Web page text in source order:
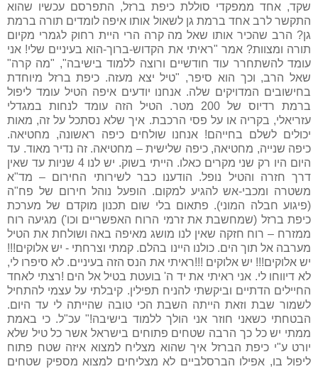
שקד, אחד ממפקדי סוללת כיפת ברזל, התפרסם עכשיו שהוא
התקשר לרב אחד ברמת גן לשאול אותו איפה לומדים תורה ברמת
גן? הרב שהכיר אותו שאל מה קרה הרי היית רחוק לגמרי מקיום
תורה ומצוות? אמר "ראיתי את הקדוש-ברוך-הוא בעיניים שלי! אני
עומד להשתחרר עוד חודשיים ורוצה ללמוד בישיבה", "מה קרה"
שאל הרב, וכך הוא סיפר, "טיל יצא מעזה. כיפת ברזל מיוחדת
בחישובים המדויקים שלה. אנחנו יודעים איפה הטיל עומד ליפול
ברמת רדיוס של 200 מטר. הטיל הזה עומד לנחות במגדלי
עזריאלי, בקריה או על פסי הרכבת. איך שלא נסתכל על זה, מאות
יכולים לשלם בחייהם! אנחנו שולחים כיפה ראשונה, מחטיאה.
כיפה שנייה, מחטיאה, כיפה שלישית – מחטיאה. זה נדיר מאוד. עד
היום היו רק שני מקרים כאלו. הייתי בשוק. יש לנו 4 שניות עד שאין
דרך חזרה והטיל נופל. הודענו כבר לשירותי החירום – מד"א
משטרה ומכבי-אש להגיע למקום. הופעל נוהל חירום של פח"ה
(פיגוע חבלה המוני). פתאום בלי שום תכנון מוקדם של מערכת
כיפת ברזל (שמחשבת את זרמי הרוח האפשריים וכו') מגיעה רוח
ממזרח – רוח חזקה שאין לנו מושג מאיפה באה ושולחת את הטיל
מערבה אל תוך הים. כולנו היינו בהלם. קמתי וצרחתי - יש אלוקים!!!
יש אלוקים!!! יש אלוקים !!!ראיתי את הנס הזה בעיניים. לא סיפרו לי,
לא דיווחו לי. אני ראיתי את יד ה' בועטת בטיל אל הים !רצתי לאחד
החיילים הדתיים וביקשתי להניח תפילין. קיבלתי על עצמי להתחיל
לשמור שבת וזאת הייתה השבת הכי טובה שהייתה לי עד היום.
הבטחתי כשאני חוזר אני הולך ללמוד בישיבה!" עכ"ל. כי באמת
ממתי יש כל כך הרבה שטחים פתוחים בישראל אשר כל טיל שלא
יורט ע"י כיפת הברזל איך שהוא מצליח למצוא איזה שטח פתוח
ליפול בו, אפילו הברסלביים לא מצליחים למצוא מספיק שטחים